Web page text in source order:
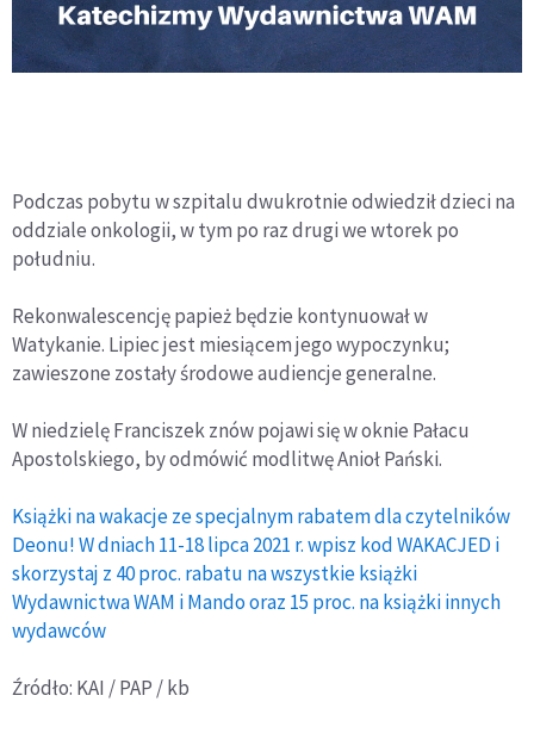
Podczas pobytu w szpitalu dwukrotnie odwiedził dzieci na
oddziale onkologii, w tym po raz drugi we wtorek po
południu.
Rekonwalescencję papież będzie kontynuował w
Watykanie. Lipiec jest miesiącem jego wypoczynku;
zawieszone zostały środowe audiencje generalne.
W niedzielę Franciszek znów pojawi się w oknie Pałacu
Apostolskiego, by odmówić modlitwę Anioł Pański.
Książki na wakacje ze specjalnym rabatem dla czytelników
Deonu! W dniach 11-18 lipca 2021 r. wpisz kod WAKACJED i
skorzystaj z 40 proc. rabatu na wszystkie książki
Wydawnictwa WAM i Mando oraz 15 proc. na książki innych
wydawców
Źródło: KAI / PAP / kb